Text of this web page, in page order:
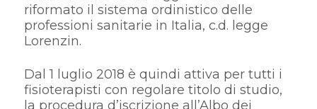
riformato il sistema ordinistico delle
professioni sanitarie in Italia, c.d. legge
Lorenzin.
Dal 1 luglio 2018 è quindi attiva per tutti i
fisioterapisti con regolare titolo di studio,
la procedura d’iscrizione all’Albo dei